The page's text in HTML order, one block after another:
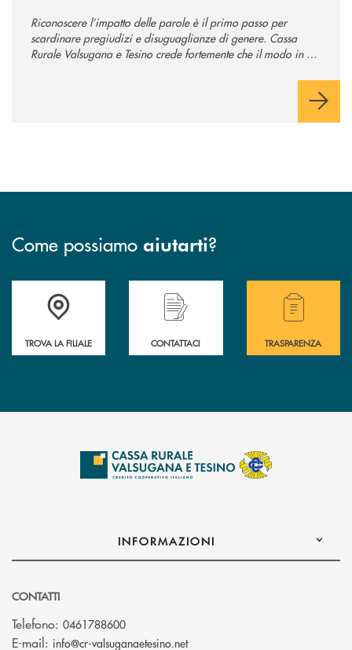
Riconoscere l’impatto delle parole è il primo passo per
scardinare pregiudizi e disuguaglianze di genere. Cassa
Rurale Valsugana e Tesino crede fortemente che il modo in cui
Come possiamo aiutarti?
Accedi all' elenco completo delle filiali .
TROVA LA FILIALE
Hai bisogno di assistenza immediata?
CONTATTACI
Hai bisogno di
TRASPARENZA
INFORMAZIONI
CONTATTI
Telefono: 0461788600
E-mail: info@cr-valsuganaetesino.net(si apre l’app di posta